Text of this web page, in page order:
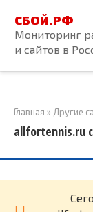
контенту
СБОЙ.РФ
Мониторинг
и сайтов в
Главная » Другие
allfortennis.ru